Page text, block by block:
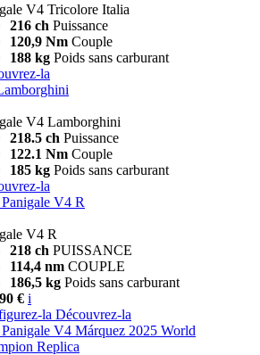
V4 Tricolore Italia
216 ch Puissance
120,9 Nm Couple
188 kg Poids sans carburant
la
V4 Lamborghini
218.5 ch Puissance
122.1 Nm Couple
185 kg Poids sans carburant
la
Panigale V4 R
V4 R
218 ch PUISSANCE
114,4 nm COUPLE
186,5 kg Poids sans carburant
€ i
la Découvrez-la
Panigale V4 Márquez 2025 World
Replica